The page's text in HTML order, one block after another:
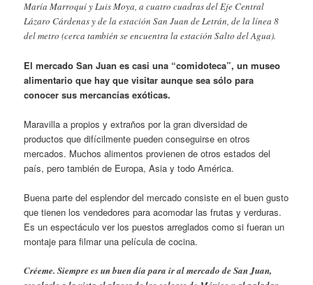
María Marroquí y Luis Moya, a cuatro cuadras del Eje Central
Lázaro Cárdenas y de la estación San Juan de Letrán, de la línea 8
del metro (cerca también se encuentra la estación Salto del Agua).
El mercado San Juan es casi una “comidoteca”, un museo
alimentario que hay que visitar aunque sea sólo para
conocer sus mercancías exóticas.
Maravilla a propios y extraños por la gran diversidad de
productos que difícilmente pueden conseguirse en otros
mercados. Muchos alimentos provienen de otros estados del
país, pero también de Europa, Asia y todo América.
Buena parte del esplendor del mercado consiste en el buen gusto
que tienen los vendedores para acomodar las frutas y verduras.
Es un espectáculo ver los puestos arreglados como si fueran un
montaje para filmar una película de cocina.
Créeme. Siempre es un buen día para ir al mercado de San Juan,